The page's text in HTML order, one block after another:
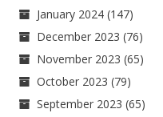
January 2024 (147)
December 2023 (76)
November 2023 (65)
October 2023 (79)
September 2023 (65)